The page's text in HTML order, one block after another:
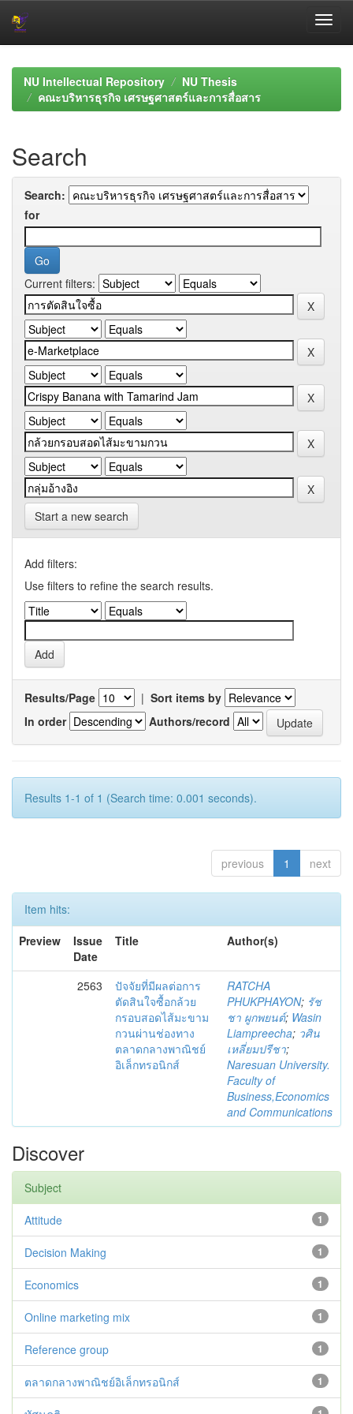
navigationNU Intellectual Repository
NU Thesis
คณะบริหารธุรกิจ เศรษฐศาสตร์และการสื่อสาร
Search
Search:
for
Current filters:
Start a new search
Add filters:
Use filters to refine the search results.
Results/Page | Sort items by
In order
Authors/record
Results 1-1 of 1 (Search time: 0.001 seconds).
previous 1 next
Item hits:
Preview
Issue
Date
Title Author(s)
2563
ปัจจัยที่มีผลต่อการ
ตัดสินใจซื้อกล้วย
กรอบสอดไส้มะขาม
กวนผ่านช่องทาง
ตลาดกลางพาณิชย์
อิเล็กทรอนิกส์
RATCHA
PHUKPHAYON; รัช
ชา ผูกพยนต์; Wasin
Liampreecha; วศิน
เหลี่ยมปรีชา;
Naresuan University.
Faculty of
Business,Economics
and Communications
Discover
Subject
1
Attitude
1
Decision Making
1
Economics
1
Online marketing mix
1
Reference group
1
ตลาดกลางพาณิชย์อิเล็กทรอนิกส์